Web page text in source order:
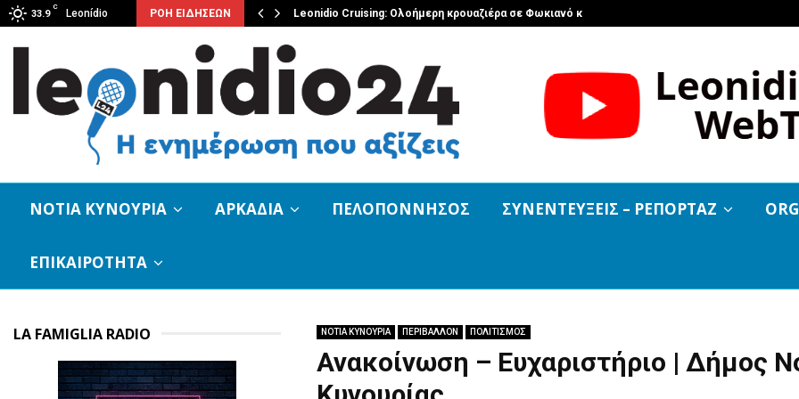
33.9
C
Leonídio ΡΟΗ ΕΙΔΗΣΕΩΝ
εργαλείο 9 εκατ. ευρώ για… Leonidio Cruising: Ολοήμερη κρουαζιέρα σε Φωκιανό και…
ΝΟΤΙΑ ΚΥΝΟΥΡΙΑ ΑΡΚΑΔΙΑ ΠΕΛΟΠΟΝΝΗΣΟΣ ΣΥΝΕΝΤΕΥΞΕΙΣ – ΡΕΠΟΡΤΑΖ
ΕΠΙΚΑΙΡΟΤΗΤΑ
ΝΟΤΙΑ ΚΥΝΟΥΡΙΑ ΠΕΡΙΒΑΛΛΟΝ ΠΟΛΙΤΙΣΜΟΣ
Ανακοίνωση – Ευχαριστήριο | Δήμος
LA FAMIGLIA RADIO